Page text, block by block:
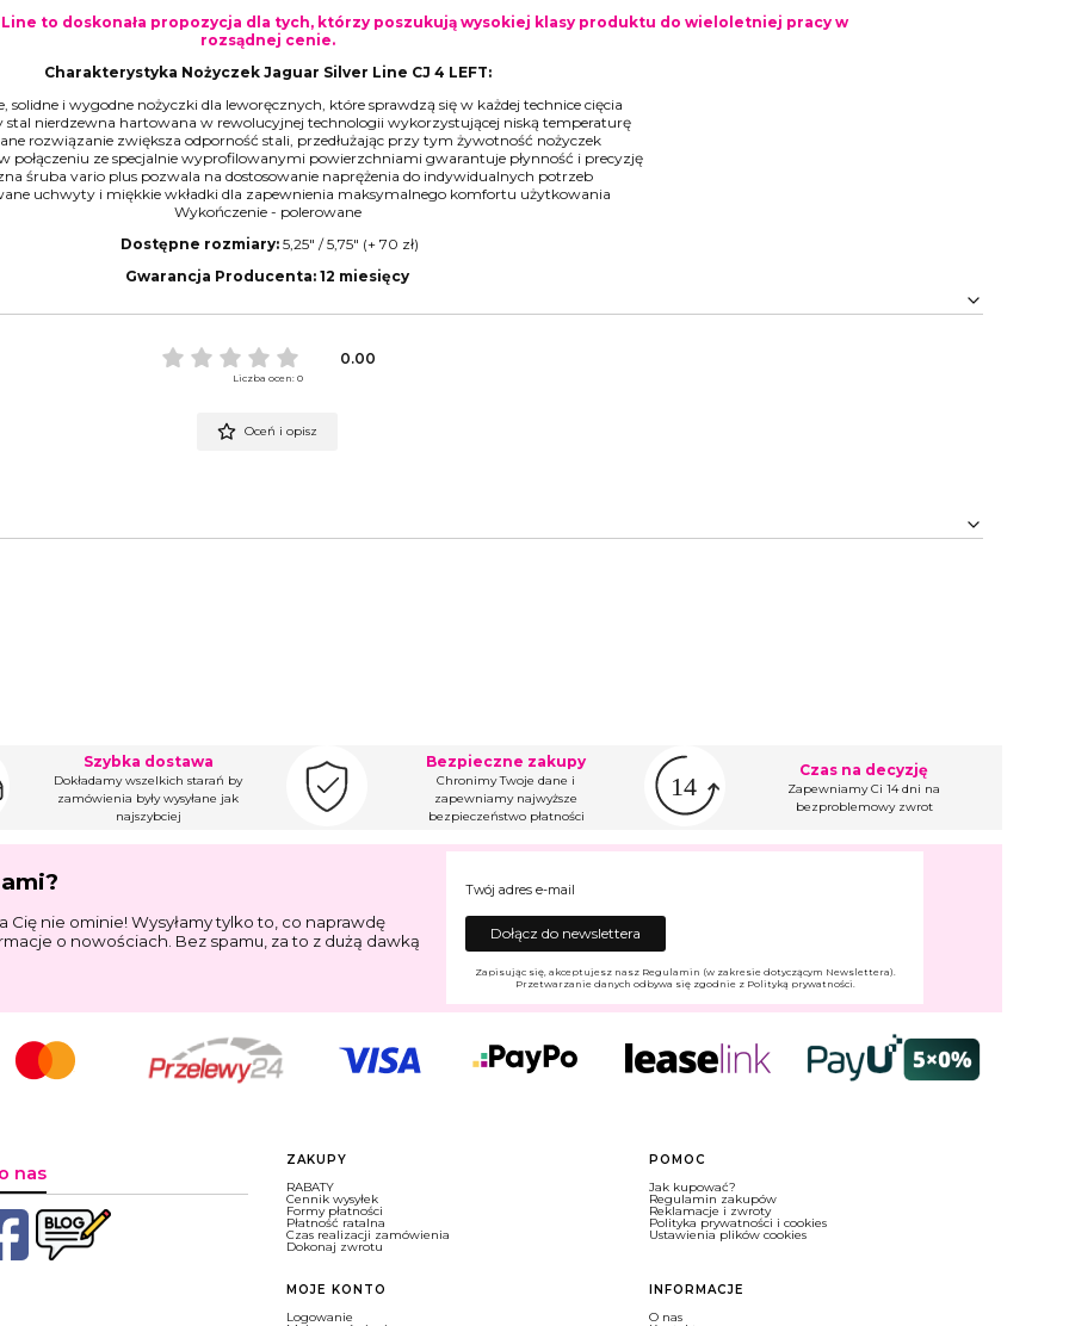
to doskonała propozycja dla tych, którzy poszukują wysokiej klasy produktu do wieloletniej pracy w
rozsądnej cenie.
Charakterystyka Nożyczek Jaguar Silver Line CJ 4 LEFT:
solidne i wygodne nożyczki dla leworęcznych, które sprawdzą się w każdej technice cięcia
stal nierdzewna hartowana w rewolucyjnej technologii wykorzystującej niską temperaturę
rozwiązanie zwiększa odporność stali, przedłużając przy tym żywotność nożyczek
połączeniu ze specjalnie wyprofilowanymi powierzchniami gwarantuje płynność i precyzję
śruba vario plus pozwala na dostosowanie naprężenia do indywidualnych potrzeb
uchwyty i miękkie wkładki dla zapewnienia maksymalnego komfortu użytkowania
Wykończenie - polerowane
Dostępne rozmiary: 5,25" / 5,75" (+ 70 zł)
Gwarancja Producenta: 12 miesięcy
0.00
Liczba ocen: 0
Oceń i opisz
Szybka dostawa
Dokładamy wszelkich starań by
zamówienia były wysyłane jak
najszybciej
Bezpieczne zakupy
Chronimy Twoje dane i
zapewniamy najwyższe
bezpieczeństwo płatności
Czas na decyzję
Zapewniamy Ci 14 dni na
bezproblemowy zwrot
nie ominie! Wysyłamy tylko to, co naprawdę
o nowościach. Bez spamu, za to z dużą dawką
Twój adres e-mail
Dołącz do newslettera
Zapisując się, akceptujesz nasz Regulamin (w zakresie dotyczącym Newslettera).
Przetwarzanie danych odbywa się zgodnie z Polityką prywatności.
nas Linki w stopce
ZAKUPY
RABATY
Cennik wysyłek
Formy płatności
Płatność ratalna
Czas realizacji zamówienia
Dokonaj zwrotu
POMOC
Jak kupować?
Regulamin zakupów
Reklamacje i zwroty
Polityka prywatności i cookies
Ustawienia plików cookies
MOJE KONTO
Logowanie
INFORMACJE
O nas